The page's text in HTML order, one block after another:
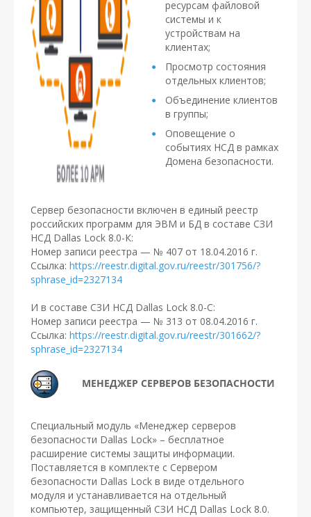
ресурсам файловой
системы и к
устройствам на
клиентах;
Просмотр состояния
отдельных клиентов;
Объединение клиентов
в группы;
Оповещение о
событиях НСД в рамках
Домена безопасности.
Сервер безопасности включен в единый реестр
российских программ для ЭВМ и БД в составе СЗИ
НСД Dallas Lock 8.0-К:
Номер записи реестра — № 407 от 18.04.2016 г.
Ссылка: https://reestr.digital.gov.ru/reestr/301756/?
sphrase_id=2327134
И в составе СЗИ НСД Dallas Lock 8.0-С:
Номер записи реестра — № 313 от 08.04.2016 г.
Ссылка: https://reestr.digital.gov.ru/reestr/301662/?
sphrase_id=2327134
МЕНЕДЖЕР СЕРВЕРОВ БЕЗОПАСНОСТИ
Специальный модуль «Менеджер серверов
безопасности Dallas Lock» – бесплатное
расширение системы защиты информации.
Поставляется в комплекте с Сервером
безопасности Dallas Lock в виде отдельного
модуля и устанавливается на отдельный
компьютер, защищенный СЗИ НСД Dallas Lock 8.0.